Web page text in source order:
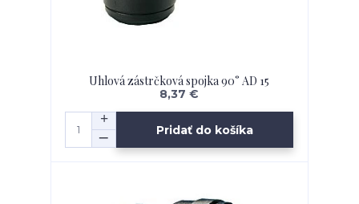
Uhlová zástrčková spojka 90° AD 15
8,37 €
Pridať do košíka